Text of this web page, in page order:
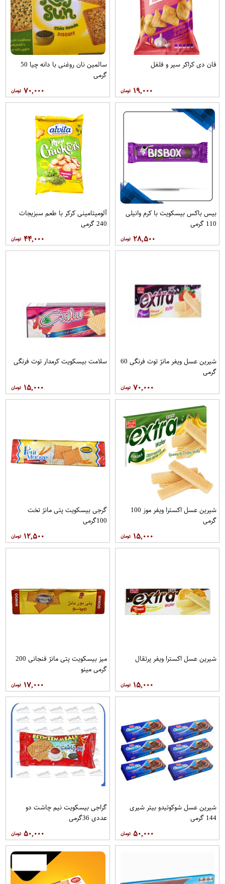
فان دی کراکر سیر و فلفل
۱۹,۰۰۰
سالمین نان روغنی با دانه چیا 50
گرمی
۷۰,۰۰۰
بیس باکس بیسکویت با کرم وانیلی
110 گرمی
۲۸,۵۰۰
آلومیتامینی کرکر با طعم سبزیجات
240 گرمی
۴۴,۰۰۰
شیرین عسل ویفر مانژ توت فرنگی 60
گرمی
۷۰,۰۰۰
سلامت بیسکویت کرمدار توت فرنگی
۱۵,۰۰۰
شیرین عسل اکسترا ویفر موز 100
گرمی
۱۵,۰۰۰
گرجی بیسکویت پتی مانژ تخت
100گرمی
۱۲,۵۰۰
شیرین عسل اکسترا ویفر پرتقال
۱۵,۰۰۰
میز بیسکویت پتی مانژ فنجانی 200
گرمی مینو
۱۷,۰۰۰
شیرین عسل شوکوتیدو بیتر شیری
144 گرمی
۵۰,۰۰۰
گراجی بیسکویت نیم چاشت دو
عددی 36گرمی
۵۰,۰۰۰